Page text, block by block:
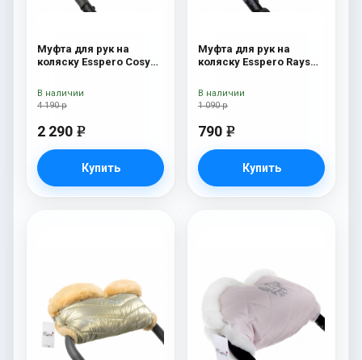
Муфта для рук на
коляску Esspero Cosy
4 190 р
2 290 e
Купить
В наличии
Муфта для рук на
коляску Esspero Rays
1 090 р
790 e
Купить
В наличии